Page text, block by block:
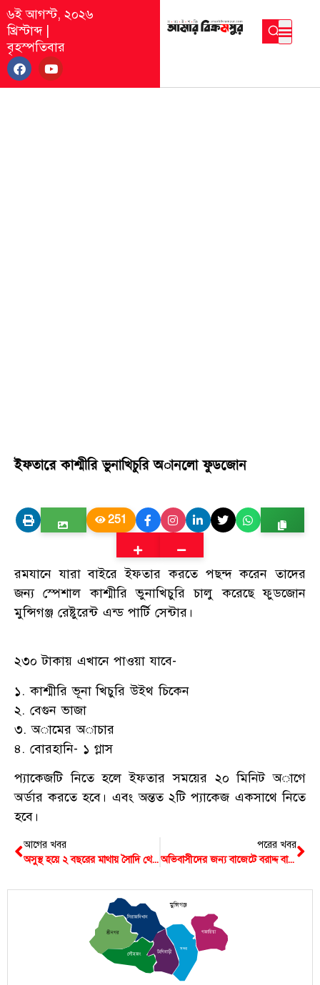
৬ই আগস্ট, ২০২৬
খ্রিস্টাব্দ|
বৃহস্পতিবার
ইফতারে কাশ্মীরি ভুনাখিচুরি অানলো ফুডজোন
251
রমযানে যারা বাইরে ইফতার করতে পছন্দ করেন তাদের
জন্য স্পেশাল কাশ্মীরি ভুনাখিচুরি চালু করেছে ফুডজোন
মুন্সিগঞ্জ রেষ্টুরেন্ট এন্ড পার্টি সেন্টার।
২৩০ টাকায় এখানে পাওয়া যাবে-
১. কাশ্মীরি ভূনা খিচুরি উইথ চিকেন
২. বেগুন ভাজা
৩. অামের অাচার
৪. বোরহানি- ১ গ্লাস
প্যাকেজটি নিতে হলে ইফতার সময়ের ২০ মিনিট অাগে
অর্ডার করতে হবে। এবং অন্তত ২টি প্যাকেজ একসাথে নিতে
হবে।
আগের খবর
অসুস্থ হয়ে ২ বছরের মাথায় সৈাদি থেকে দেশে ফিরলেন মুন্সিগঞ্জের লামিয়া
পরের খবর
অভিবাসীদের জন্য বাজেটে বরাদ্দ বাড়ানোর দাবীতে ওকাপের সংলাপ
শ্রীনগর
সিরাজদিখান
টংগিবাড়ী
সদর
গজারিয়া
লৌহজং
মুন্সিগঞ্জ